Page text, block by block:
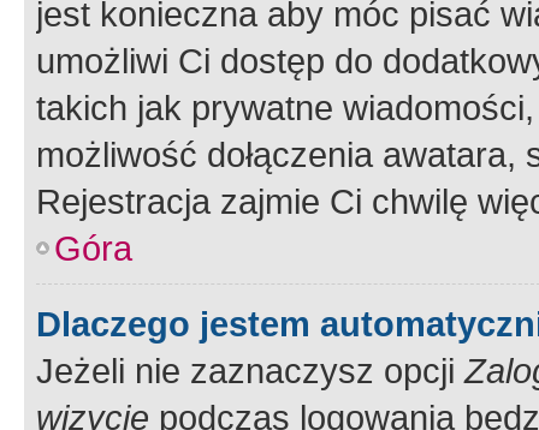
jest konieczna aby móc pisać
umożliwi Ci dostęp do
takich jak prywatne
możliwość dołączenia
Rejestracja zajmie Ci chwilę
Góra
Dlaczego jestem
Jeżeli nie zaznaczysz opcji
wizycie podczas logowania